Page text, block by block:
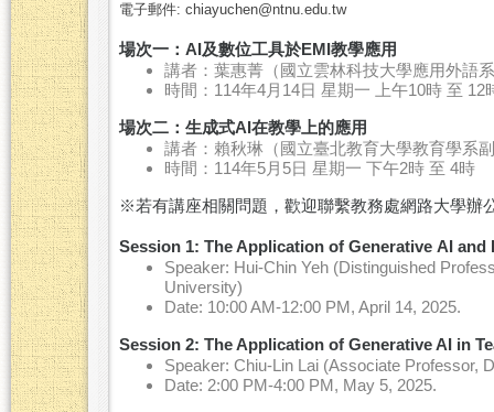
電子郵件: chiayuchen@ntnu.edu.tw
場次一： AI及數位工具於EMI教學應用
講者：葉惠菁（國立雲林科技大學應用外語
時間：114年4月14日 星期一 上午10時 至 12
場次二：生成式AI在教學上的應用
講者：賴秋琳（國立臺北教育大學教育學系
時間：114年5月5日 星期一 下午2時 至 4時
※若有講座相關問題，歡迎聯繫教務處網路大學辦
Session 1: The Application of Generative AI and
Speaker: Hui-Chin Yeh (Distinguished
University)
Date: 10:00 AM-12:00 PM, April 14, 2025.
Session 2: The Application of Generative AI in
Speaker: Chiu-Lin Lai (Associate Professor,
Date: 2:00 PM-4:00 PM, May 5, 2025.